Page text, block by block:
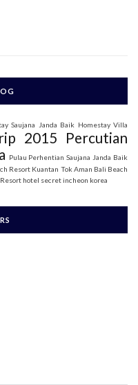
Saujana Janda Baik Homestay Villa
2015
Percutian
Pulau Perhentian Saujana Janda Baik
Resort Kuantan Tok Aman Bali Beach
hotel secret incheon korea